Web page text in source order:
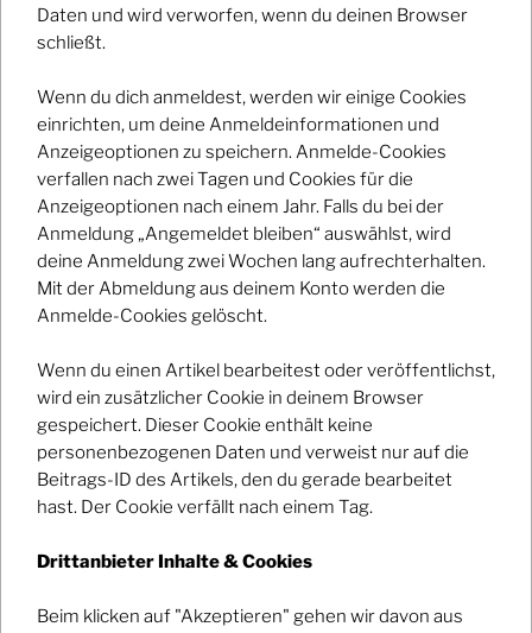
Backstage Club mit
Kaffkönig
2433
Additional Details
Registrierungs-E-Mail/-URL -
Date And Time
2018-02-22to
2018-02-22
Ort
Share With Friends
Daten und wird verworfen, wenn du deinen Browser
schließt.
Wenn du dich anmeldest, werden wir einige Cookies
einrichten, um deine Anmeldeinformationen und
Anzeigeoptionen zu speichern. Anmelde-Cookies
verfallen nach zwei Tagen und Cookies für die
Anzeigeoptionen nach einem Jahr. Falls du bei der
Anmeldung „Angemeldet bleiben“ auswählst, wird
deine Anmeldung zwei Wochen lang aufrechterhalten.
Mit der Abmeldung aus deinem Konto werden die
Anmelde-Cookies gelöscht.
Wenn du einen Artikel bearbeitest oder veröffentlichst,
wird ein zusätzlicher Cookie in deinem Browser
gespeichert. Dieser Cookie enthält keine
personenbezogenen Daten und verweist nur auf die
Beitrags-ID des Artikels, den du gerade bearbeitet
hast. Der Cookie verfällt nach einem Tag.
Drittanbieter Inhalte & Cookies
Beim klicken auf "Akzeptieren" gehen wir davon aus